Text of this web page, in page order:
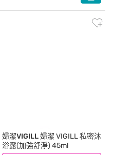
婦潔VIGILL婦潔 VIGILL 私密沐
浴露(加強舒淨) 45ml